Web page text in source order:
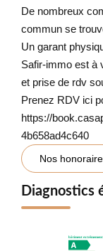
De nombreux
commun se
Un garant
Safir-immo est à
et prise de rdv
Prenez RDV ici
https://
4b658ad4c640
Nos
Diagnostics